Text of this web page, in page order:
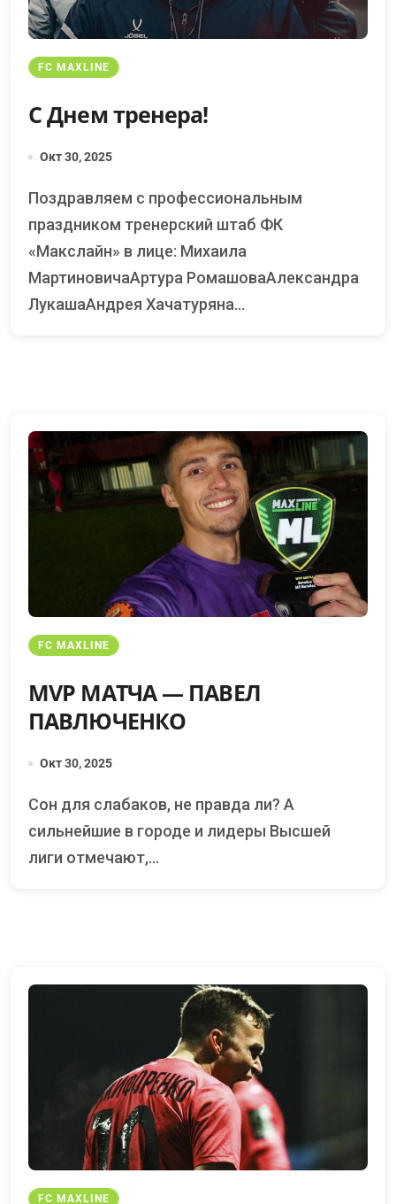
FC MAXLINE
С Днем тренера!
Окт 30, 2025
Поздравляем с профессиональным
праздником тренерский штаб ФК
«Макслайн» в лице: Михаила
МартиновичаАртура РомашоваАлександра
ЛукашаАндрея Хачатуряна...
FC MAXLINE
MVP МАТЧА — ПАВЕЛ
ПАВЛЮЧЕНКО
Окт 30, 2025
Сон для слабаков, не правда ли? А
сильнейшие в городе и лидеры Высшей
лиги отмечают,...
FC MAXLINE